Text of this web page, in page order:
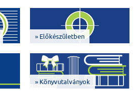
» Előkészületben
» Könyvutalványok